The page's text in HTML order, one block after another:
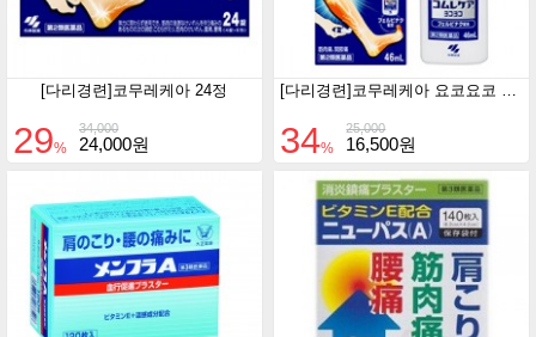
[다리경련]코무레케아 24정
34,000
29% 24,000원
[다리경련]코무레케아 요코요코 46ml
25,000
34% 16,500원